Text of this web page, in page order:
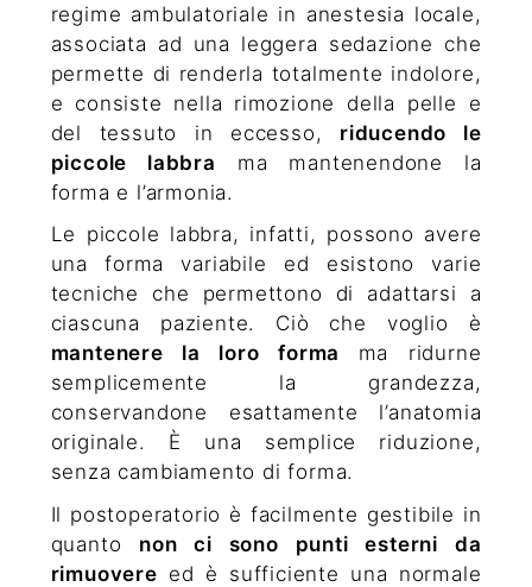
regime ambulatoriale in anestesia locale,
associata ad una leggera sedazione che
permette di renderla totalmente indolore,
e consiste nella rimozione della pelle e
del tessuto in eccesso, riducendo le
piccole labbra ma mantenendone la
forma e l’armonia.
Le piccole labbra, infatti, possono avere
una forma variabile ed esistono varie
tecniche che permettono di adattarsi a
ciascuna paziente. Ciò che voglio è
mantenere la loro forma ma ridurne
semplicemente la grandezza,
conservandone esattamente l’anatomia
originale. È una semplice riduzione,
senza cambiamento di forma.
Il postoperatorio è facilmente gestibile in
quanto non ci sono punti esterni da
rimuovere ed è sufficiente una normale